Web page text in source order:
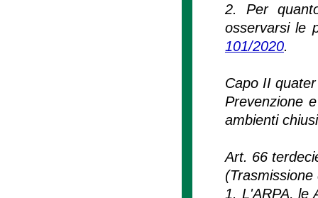
2. Per
osservarsi le
101/2020.
Capo II quater
Prevenzione
ambienti chiusi
Art. 66
1. L'ARPA, le